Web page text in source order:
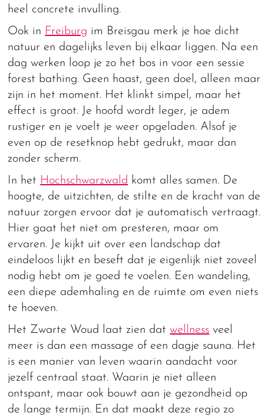
heel concrete invulling.
Ook in Freiburg im Breisgau merk je hoe dicht
natuur en dagelijks leven bij elkaar liggen. Na een
dag werken loop je zo het bos in voor een sessie
forest bathing. Geen haast, geen doel, alleen maar
zijn in het moment. Het klinkt simpel, maar het
effect is groot. Je hoofd wordt leger, je adem
rustiger en je voelt je weer opgeladen. Alsof je
even op de resetknop hebt gedrukt, maar dan
zonder scherm.
In het Hochschwarzwald komt alles samen. De
hoogte, de uitzichten, de stilte en de kracht van de
natuur zorgen ervoor dat je automatisch vertraagt.
Hier gaat het niet om presteren, maar om
ervaren. Je kijkt uit over een landschap dat
eindeloos lijkt en beseft dat je eigenlijk niet zoveel
nodig hebt om je goed te voelen. Een wandeling,
een diepe ademhaling en de ruimte om even niets
te hoeven.
Het Zwarte Woud laat zien datwellness veel
meer is dan een massage of een dagje sauna. Het
is een manier van leven waarin aandacht voor
jezelf centraal staat. Waarin je niet alleen
ontspant, maar ook bouwt aan je gezondheid op
de lange termijn. En dat maakt deze regio zo